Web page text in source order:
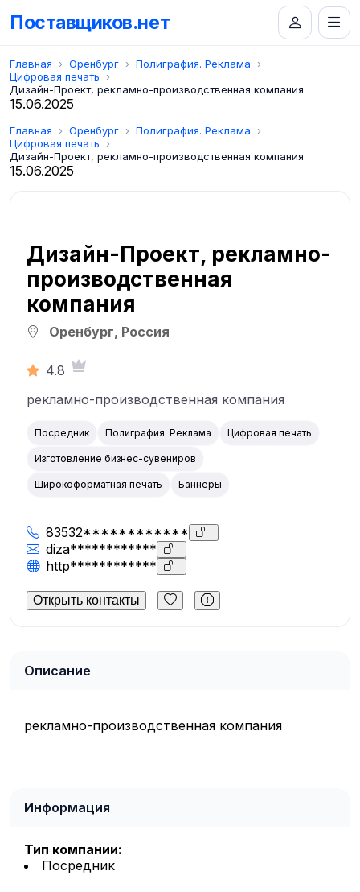
Поставщиков.нет
Главная Оренбург
Полиграфия. Реклама
Цифровая печать
Дизайн-Проект, рекламно-производственная компания
15.06.2025
Главная Оренбург
Полиграфия. Реклама
Цифровая печать
Дизайн-Проект, рекламно-производственная компания
15.06.2025
Дизайн-Проект, рекламно-
производственная
компания
Оренбург, Россия
4.8
рекламно-производственная компания
Посредник Полиграфия. Реклама Цифровая печать
Изготовление бизнес-сувениров
Широкоформатная печать Баннеры
83532************
diza************
http************
Открыть контакты
Описание
рекламно-производственная компания
Информация
Тип компании:
Посредник